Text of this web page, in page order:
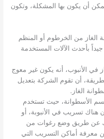
أن يكون بها المشكلة، وتكون
الغاز من الخرطوم أو المنظم
بأحدث الآلات المستخدمة
في الأنبوب، أنه يكون غير معوج
أن تقوم الشركة بتعديل
الغاز.
الأسطوانة، حيث تستخدم
هناك تسريب في الأنبوبة، أو
عن طريق وضع رغوات من
معرفة أماكن التسريب التي